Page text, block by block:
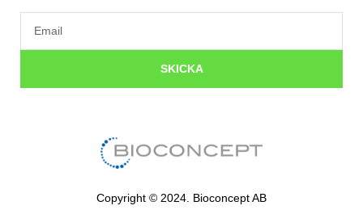
SKICKA
Copyright © 2024. Bioconcept AB